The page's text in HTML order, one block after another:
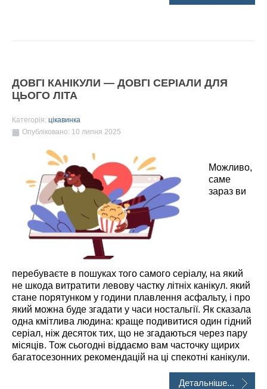
ДОВГІ КАНІКУЛИ — ДОВГІ СЕРІАЛИ ДЛЯ
ЦЬОГО ЛІТА
Категорія: цікавинка
Опубліковано: 10 липня 2025
Можливо,
саме
зараз ви
перебуваєте в пошуках того самого серіалу, на який
не шкода витратити левову частку літніх канікул. який
стане порятунком у години плавлення асфальту, і про
який можна буде згадати у часи ностальгії. Як сказала
одна кмітлива людина: краще подивитися один гідний
серіал, ніж десяток тих, що не згадаються через пару
місяців. Тож сьогодні віддаємо вам часточку щирих
багатосезонних рекомендацій на ці спекотні канікули.
Детальніше...